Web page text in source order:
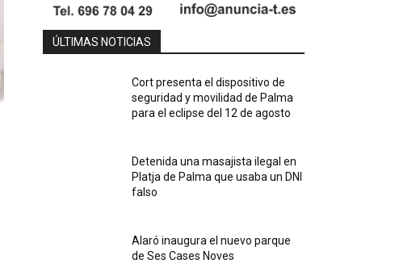
ÚLTIMAS NOTICIAS
Cort presenta el dispositivo de
seguridad y movilidad de Palma
para el eclipse del 12 de agosto
Detenida una masajista ilegal en
Platja de Palma que usaba un DNI
falso
Alaró inaugura el nuevo parque
de Ses Cases Noves